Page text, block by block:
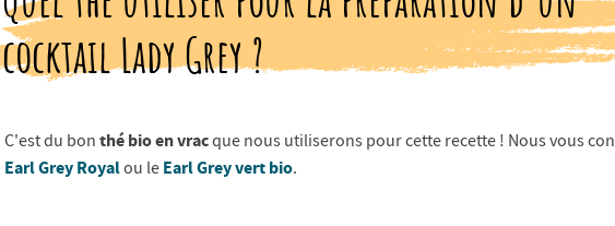
cocktail Lady Grey ?
C'est du bon thé bio en vracque nous utiliserons pour cette recette ! Nous vous
Earl Grey Royalou le Earl Grey vert bio.